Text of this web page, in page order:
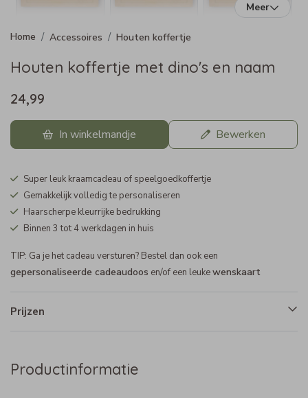
Meer
Accessoires Houten koffertje
Houten koffertje met dino's en naam
24,99
In winkelmandje Bewerken
Super leuk kraamcadeau of speelgoedkoffertje
Gemakkelijk volledig te personaliseren
Haarscherpe kleurrijke bedrukking
Binnen 3 tot 4 werkdagen in huis
TIP: Ga je het cadeau versturen? Bestel dan ook een
gepersonaliseerde cadeaudoos en/of een leukewenskaart
Prijzen
Productinformatie